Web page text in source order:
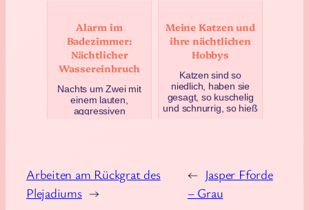
Alarm im
Badezimmer:
Nächtlicher
Wassereinbruch
Nachts um Zwei mit
einem lauten,
aggressiven
Juli 14, 2023
Meine Katzen und
ihre nächtlichen
Hobbys
Katzen sind so
niedlich, haben sie
gesagt, so kuschelig
und schnurrig, so hieß
welchen
Errungenschaften…
November 13, 2019
← Jasper Fforde
– Grau
Arbeiten am Rückgrat des
Plejadiums →